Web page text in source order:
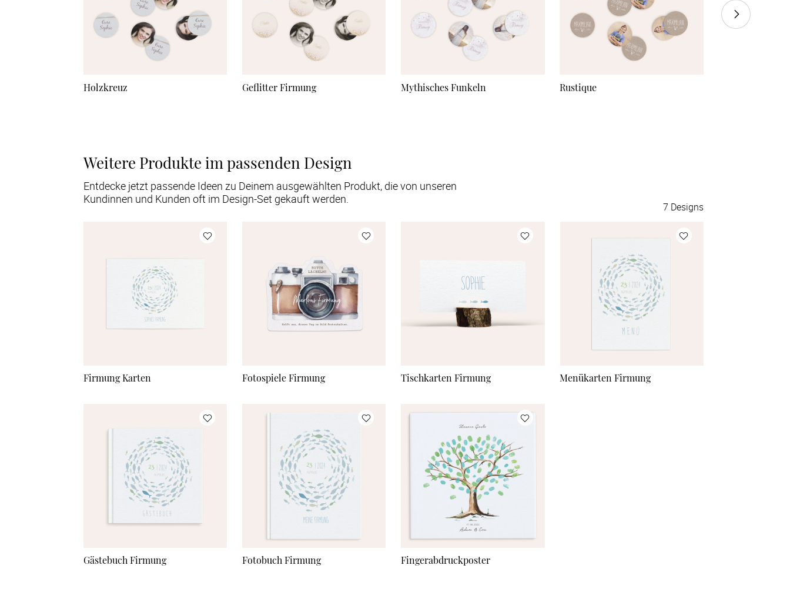
Holzkreuz Geflitter Firmung Mythisches Funkeln Rustique
Weitere Produkte im passenden Design
Entdecke jetzt passende Ideen zu Deinem ausgewählten Produkt, die von unseren
Kundinnen und Kunden oft im Design-Set gekauft werden.
7 Designs
Firmung Karten Fotospiele Firmung Tischkarten Firmung Menükarten Firmung
Gästebuch Firmung Fotobuch Firmung Fingerabdruckposter